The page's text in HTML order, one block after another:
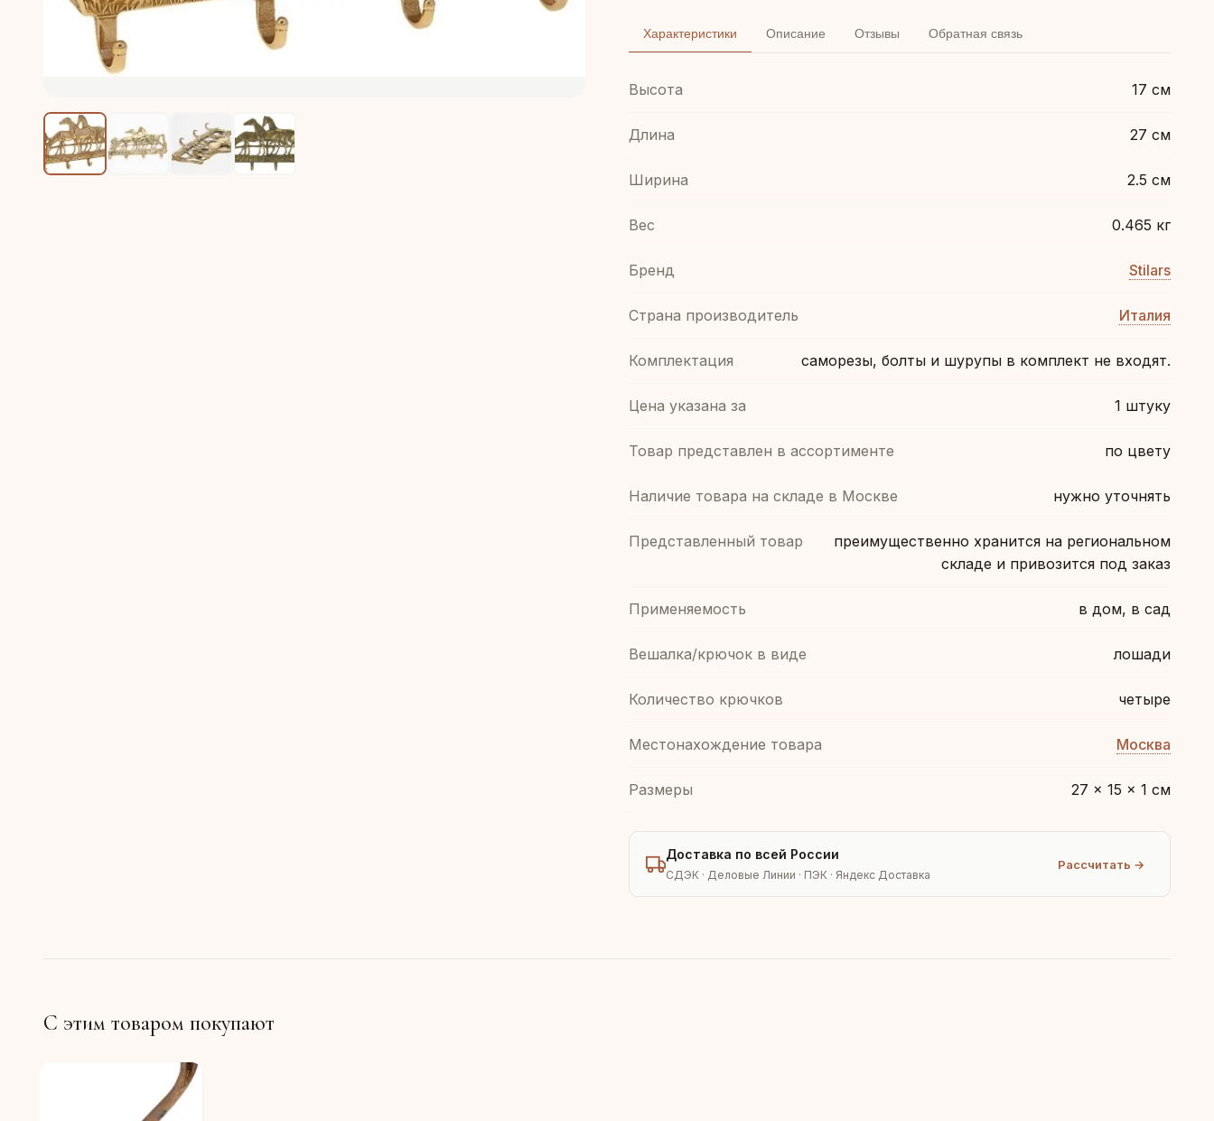
Характеристики Описание Отзывы Обратная связь
Высота 17 см
Длина 27 см
Ширина 2.5 см
Вес 0.465 кг
Бренд Stilars
Страна производитель Италия
Комплектация саморезы, болты и шурупы в комплект не входят.
Цена указана за 1 штуку
Товар представлен в ассортименте по цвету
Наличие товара на складе в Москве нужно уточнять
Представленный товар
преимущественно хранится на региональном
складе и привозится под заказ
Применяемость в дом, в сад
Вешалка/крючок в виде лошади
Количество крючков четыре
Местонахождение товара Москва
Размеры 27 × 15 × 1 см
Доставка по всей России
СДЭК · Деловые Линии · ПЭК · Яндекс Доставка
Рассчитать →
С этим товаром покупают